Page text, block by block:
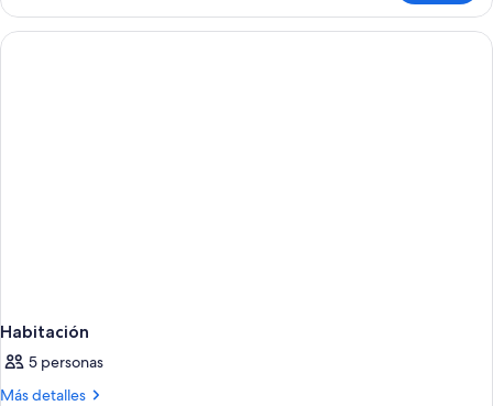
Suite
Habitación
5 personas
Más detalles
Más